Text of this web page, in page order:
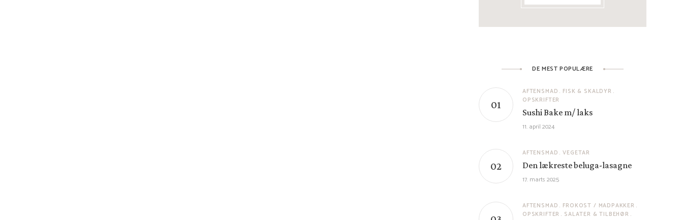
DE MEST POPULÆRE
AFTENSMAD
FISK & SKALDYR
OPSKRIFTER
Sushi Bake m/ laks
11. april 2024
AFTENSMAD VEGETAR
Den lækreste beluga-lasagne
17. marts 2025
AFTENSMAD
FROKOST / MADPAKKER
OPSKRIFTER
SALATER & TILBEHØR